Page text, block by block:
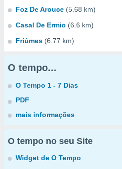
Foz De Arouce (5.68 km)
Casal De Ermio (6.6 km)
Friúmes (6.77 km)
O tempo...
O Tempo 1 - 7 Dias
PDF
mais informações
O tempo no seu Site
Widget de O Tempo